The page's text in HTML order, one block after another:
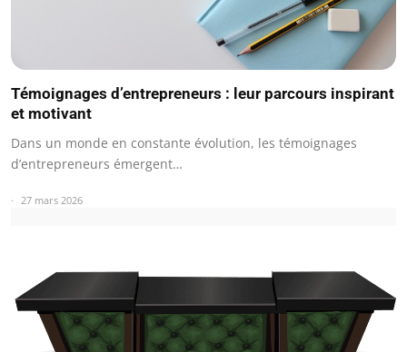
Témoignages d’entrepreneurs : leur parcours inspirant
et motivant
Dans un monde en constante évolution, les témoignages
d’entrepreneurs émergent…
27 mars 2026